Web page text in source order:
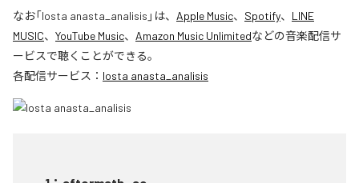
なお「losta anasta_analisis 」は、 Apple Music、 Spotify、 LINE
MUSIC、 YouTube Music、 Amazon Music Unlimitedなどの音楽配信サ
ービスで聴くことができる。
各配信サービス： losta anasta_analisis